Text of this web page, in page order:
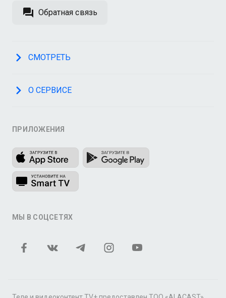
Обратная связь
СМОТРЕТЬ
О СЕРВИСЕ
ПРИЛОЖЕНИЯ
МЫ В СОЦСЕТЯХ